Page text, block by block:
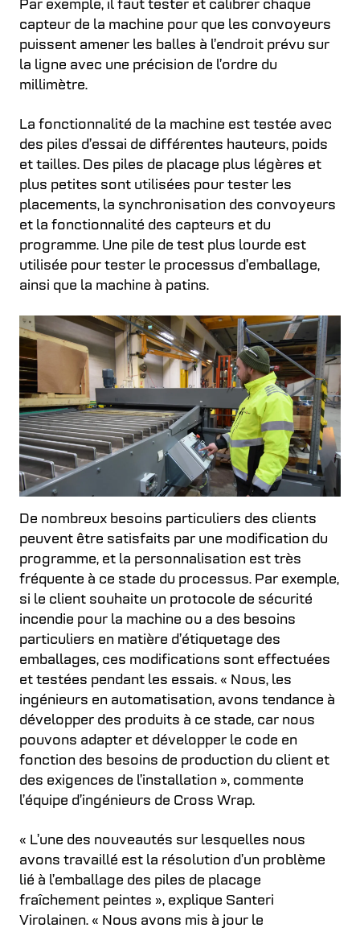
Par exemple, il faut tester et calibrer chaque
capteur de la machine pour que les convoyeurs
puissent amener les balles à l’endroit prévu sur
la ligne avec une précision de l’ordre du
millimètre.
La fonctionnalité de la machine est testée avec
des piles d’essai de différentes hauteurs, poids
et tailles. Des piles de placage plus légères et
plus petites sont utilisées pour tester les
placements, la synchronisation des convoyeurs
et la fonctionnalité des capteurs et du
programme. Une pile de test plus lourde est
utilisée pour tester le processus d’emballage,
ainsi que la machine à patins.
De nombreux besoins particuliers des clients
peuvent être satisfaits par une modification du
programme, et la personnalisation est très
fréquente à ce stade du processus. Par exemple,
si le client souhaite un protocole de sécurité
incendie pour la machine ou a des besoins
particuliers en matière d’étiquetage des
emballages, ces modifications sont effectuées
et testées pendant les essais. « Nous, les
ingénieurs en automatisation, avons tendance à
développer des produits à ce stade, car nous
pouvons adapter et développer le code en
fonction des besoins de production du client et
des exigences de l’installation », commente
l’équipe d’ingénieurs de Cross Wrap.
« L’une des nouveautés sur lesquelles nous
avons travaillé est la résolution d’un problème
lié à l’emballage des piles de placage
fraîchement peintes », explique Santeri
Virolainen. « Nous avons mis à jour le